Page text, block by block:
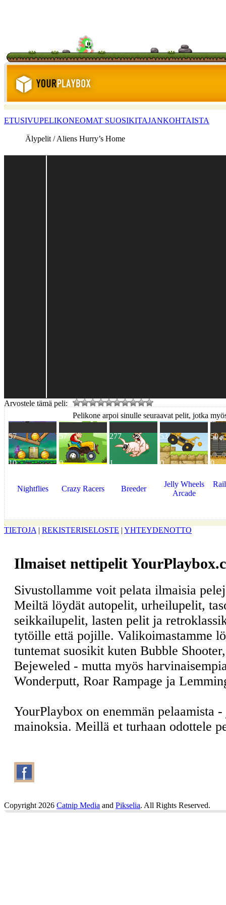
ETUSIVUPELIKONEOMAT SUOSIKITAJANKOHTAISTA
Älypelit / Aliens Hurry’s Home
Arvostele tämä peli:
Pelikone arpoi sinulle seuraavat pelit, jotka
57
10
Nightflies
57
0
Crazy Racers
277
1
Breeder
53
0
Jelly Wheels
Arcade
50
0
TIETOJA | REKISTERISELOSTE | YHTEYDENOTTO
Ilmaiset nettipelit
Sivustollamme voit pelata ilmaisia
Meiltä löydät autopelit, urheilupelit,
seikkailupelit, lasten pelit ja
tytöille että pojille. Valikoimastamme
tuntemat suosikit kuten Bubble
Bejeweled - mutta myös
Wonderputt, Roar Rampage ja
YourPlaybox on enemmän pelaamista
mainoksia. Meillä et turhaan odottele
Copyright 2026 Catnip Media and Pikselia. All Rights Reserved.